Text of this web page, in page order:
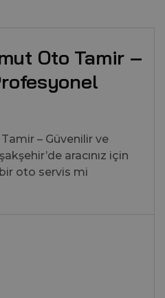
Oto Tamir –
– Güvenilir ve
aracınız için
oto servis mi